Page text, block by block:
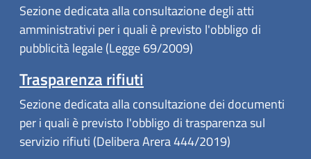
Sezione dedicata alla consultazione degli atti
amministrativi per i quali è previsto l'obbligo di
pubblicità legale (Legge 69/2009)
Trasparenza rifiuti
Sezione dedicata alla consultazione dei documenti
per i quali è previsto l'obbligo di trasparenza sul
servizio rifiuti (Delibera Arera 444/2019)